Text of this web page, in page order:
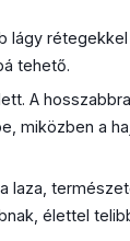
lágy rétegekkel
tehető.
A hosszabbra
miközben a
laza,
élettel